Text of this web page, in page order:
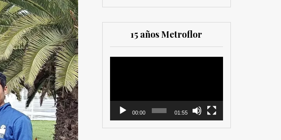
sector así como los
cubrimientos de los
eventos sociales de las
compañías. Es una
que trabajan en el sector
15 años Metroflor
00:00 01:55